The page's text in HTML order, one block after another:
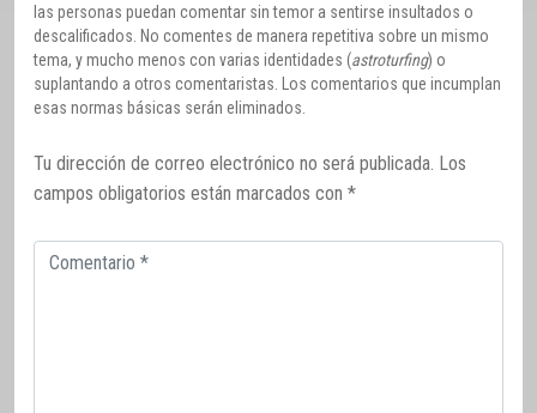
las personas puedan comentar sin temor a sentirse insultados o
descalificados. No comentes de manera repetitiva sobre un mismo
tema, y mucho menos con varias identidades (astroturfing) o
suplantando a otros comentaristas. Los comentarios que incumplan
esas normas básicas serán eliminados.
Tu dirección de correo electrónico no será publicada. Los
campos obligatorios están marcados con *
Comentario